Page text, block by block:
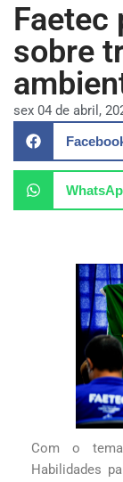
Faetec
sobre
sex 04 de abril,
Com o tema
Habilidades